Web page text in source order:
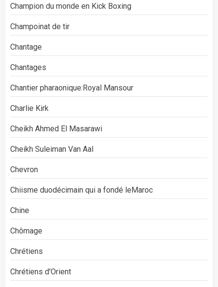
Champion du monde en Kick Boxing
Champoinat de tir
Chantage
Chantages
Chantier pharaonique:Royal Mansour
Charlie Kirk
Cheikh Ahmed El Masarawi
Cheikh Suleiman Van Aal
Chevron
Chiisme duodécimain qui a fondé leMaroc
Chine
Chômage
Chrétiens
Chrétiens d'Orient